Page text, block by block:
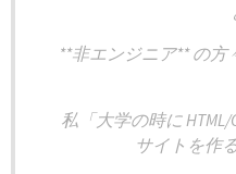
**非エンジニア** の
私「大学の時に
サイトを作